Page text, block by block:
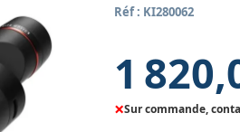
Réf : KI280062
1
×Sur commande,